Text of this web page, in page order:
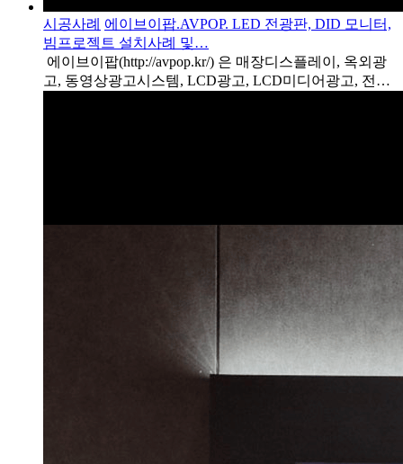
시공사례 에이브이팝.AVPOP. LED 전광판, DID 모니터,
빔프로젝트 설치사례 및…
에이브이팝(http://avpop.kr/) 은 매장디스플레이, 옥외광
고, 동영상광고시스템, LCD광고, LCD미디어광고, 전…